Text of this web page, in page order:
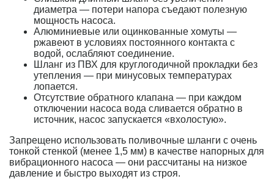
диаметра — потери напора съедают полезную
мощность насоса.
Алюминиевые или оцинкованные хомуты —
ржавеют в условиях постоянного контакта с
водой, ослабляют соединение.
Шланг из ПВХ для круглогодичной прокладки без
утепления — при минусовых температурах
лопается.
Отсутствие обратного клапана — при каждом
отключении насоса вода сливается обратно в
источник, насос запускается «вхолостую».
Запрещено использовать поливочные шланги с очень
тонкой стенкой (менее 1,5 мм) в качестве напорных для
вибрационного насоса — они рассчитаны на низкое
давление и быстро выходят из строя.